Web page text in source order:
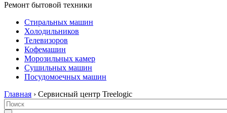
Ремонт бытовой техники
Стиральных машин
Холодильников
Телевизоров
Кофемашин
Морозильных камер
Сушильных машин
Посудомоечных машин
Главная › Сервисный центр Treelogic